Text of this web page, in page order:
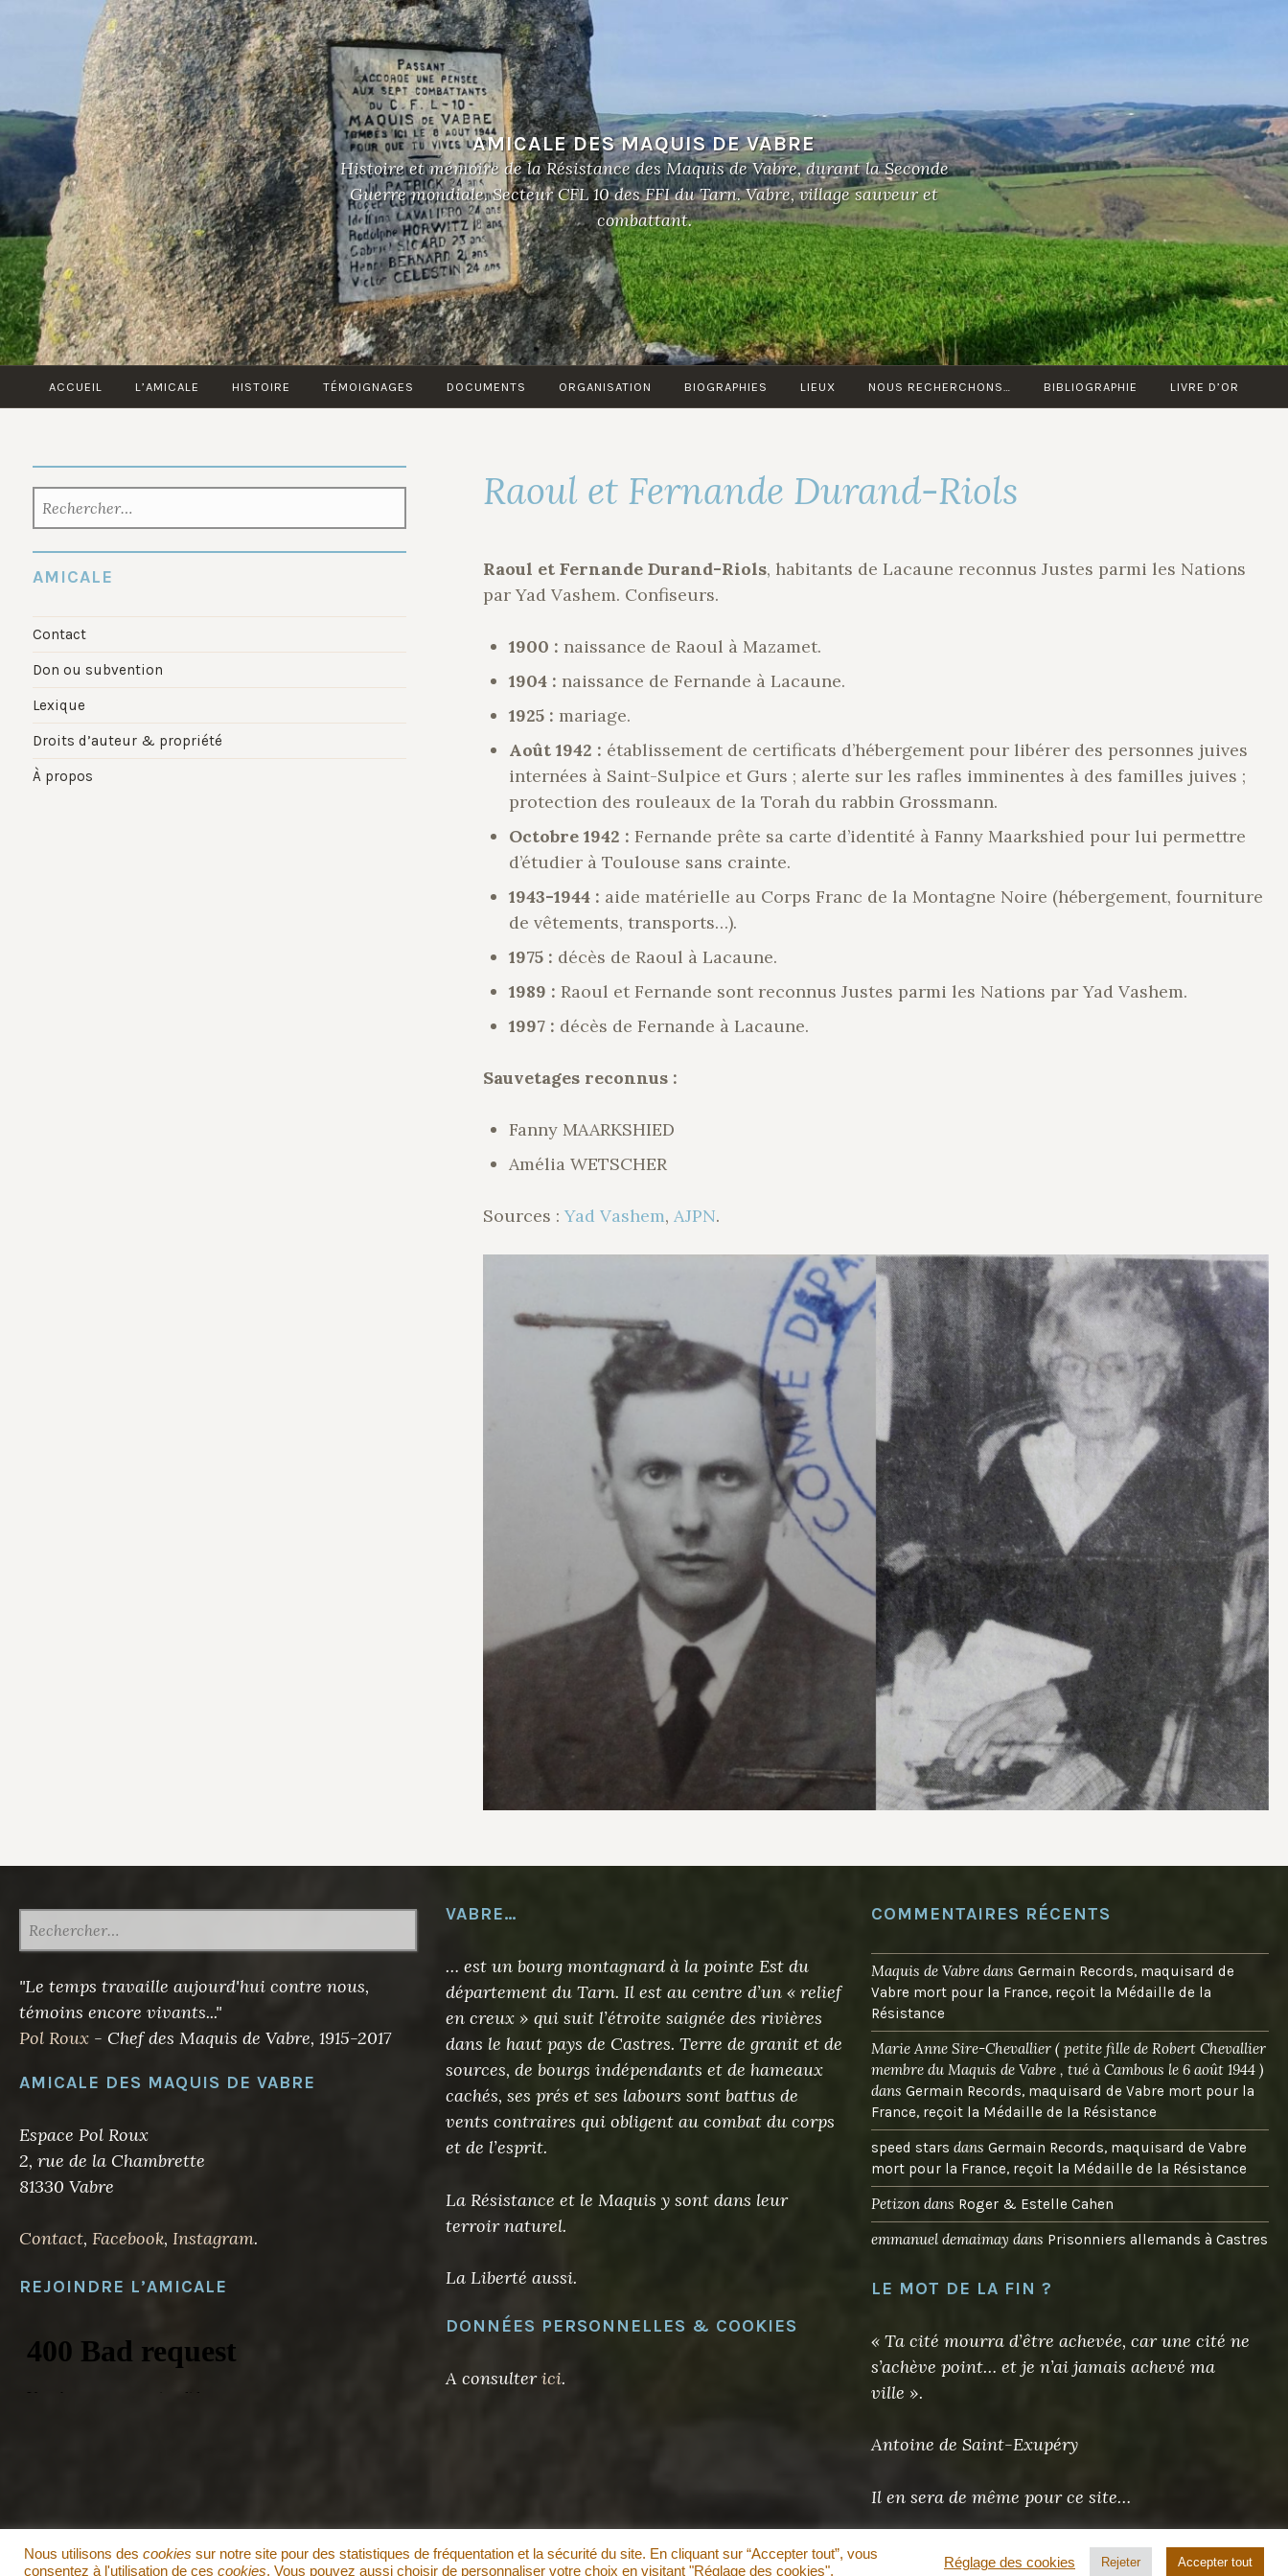
AMICALE DES MAQUIS DE VABRE
Histoire et mémoire de la Résistance des Maquis de Vabre, durant la Seconde
Guerre mondiale. Secteur CFL 10 des FFI du Tarn. Vabre, village sauveur et
combattant.
ACCUEIL L’AMICALE HISTOIRE TÉMOIGNAGES DOCUMENTS ORGANISATION BIOGRAPHIES LIEUX NOUS RECHERCHONS… BIBLIOGRAPHIE LIVRE D’OR
Raoul et Fernande Durand-Riols
Raoul et Fernande Durand-Riols, habitants de Lacaune reconnus Justes parmi les Nations
par Yad Vashem. Confiseurs.
1900 : naissance de Raoul à Mazamet.
1904 : naissance de Fernande à Lacaune.
1925 : mariage.
Août 1942 : établissement de certificats d’hébergement pour libérer des personnes juives
internées à Saint-Sulpice et Gurs ; alerte sur les rafles imminentes à des familles juives ;
protection des rouleaux de la Torah du rabbin Grossmann.
Octobre 1942 : Fernande prête sa carte d’identité à Fanny Maarkshied pour lui permettre
d’étudier à Toulouse sans crainte.
1943-1944 : aide matérielle au Corps Franc de la Montagne Noire (hébergement, fourniture
de vêtements, transports…).
1975 : décès de Raoul à Lacaune.
1989 : Raoul et Fernande sont reconnus Justes parmi les Nations par Yad Vashem.
1997 : décès de Fernande à Lacaune.
Sauvetages reconnus :
Fanny MAARKSHIED
Amélia WETSCHER
Sources : Yad Vashem, AJPN.
AMICALE
Contact
Don ou subvention
Lexique
Droits d’auteur & propriété
À propos
"Le temps travaille aujourd'hui contre nous,
témoins encore vivants..."
Pol Roux - Chef des Maquis de Vabre, 1915-2017
AMICALE DES MAQUIS DE VABRE
Espace Pol Roux
2, rue de la Chambrette
81330 Vabre
Contact, Facebook, Instagram.
REJOINDRE L’AMICALE
VABRE…
… est un bourg montagnard à la pointe Est du
département du Tarn. Il est au centre d’un « relief
en creux » qui suit l’étroite saignée des rivières
dans le haut pays de Castres. Terre de granit et de
sources, de bourgs indépendants et de hameaux
cachés, ses prés et ses labours sont battus de
vents contraires qui obligent au combat du corps
et de l’esprit.
La Résistance et le Maquis y sont dans leur
terroir naturel.
La Liberté aussi.
DONNÉES PERSONNELLES & COOKIES
A consulterici.
COMMENTAIRES RÉCENTS
Maquis de Vabre dansGermain Records, maquisard de
Vabre mort pour la France, reçoit la Médaille de la
Résistance
Marie Anne Sire-Chevallier ( petite fille de Robert Chevallier
membre du Maquis de Vabre , tué à Cambous le 6 août 1944 )
dansGermain Records, maquisard de Vabre mort pour la
France, reçoit la Médaille de la Résistance
speed stars dansGermain Records, maquisard de Vabre
mort pour la France, reçoit la Médaille de la Résistance
Petizon dans Roger & Estelle Cahen
emmanuel demaimay dans Prisonniers allemands à Castres
LE MOT DE LA FIN ?
« Ta cité mourra d’être achevée, car une cité ne
s’achève point… et je n’ai jamais achevé ma
ville ».
Antoine de Saint-Exupéry
Il en sera de même pour ce site…
Fièrement propulsé par WordPress ·Thème : Pique parWordPress.com
Nous utilisons des cookies sur notre site pour des statistiques de fréquentation et la sécurité du site. En cliquant sur “Accepter tout”, vous
consentez à l'utilisation de ces cookies. Vous pouvez aussi choisir de personnaliser votre choix en visitant "Réglage des cookies".
Réglage des cookies Rejeter Accepter tout